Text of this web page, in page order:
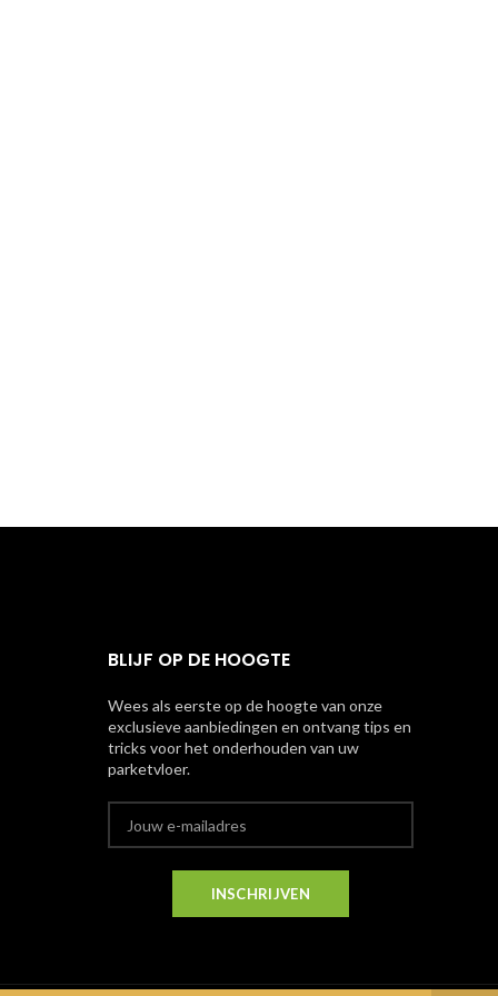
BLIJF OP DE HOOGTE
Wees als eerste op de hoogte van onze
exclusieve aanbiedingen en ontvang tips en
tricks voor het onderhouden van uw
parketvloer.